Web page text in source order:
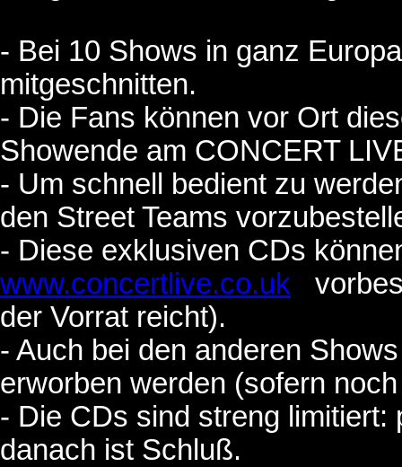
- Bei 10 Shows in ganz
mitgeschnitten.
- Die Fans können vor Ort
Showende am CONCERT
- Um schnell bedient zu
den Street Teams
- Diese exklusiven CDs
www.concertlive.co.uk
der Vorrat reicht).
- Auch bei den anderen
erworben werden (sofern
- Die CDs sind streng
danach ist Schluß.